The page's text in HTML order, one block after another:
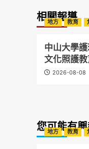
相關報導
地方 教育
中山大學
文化照護
2026-08-08
您可能有
地方 教育